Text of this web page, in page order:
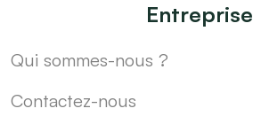
Entreprise
Qui sommes-nous ?
Contactez-nous